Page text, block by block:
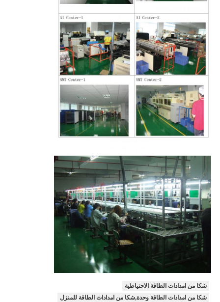
شكا من امدادات الطاقة الاحتياطية
شكا من امدادات الطاقة وحدة,شكا من امدادات الطاقة للمنزل